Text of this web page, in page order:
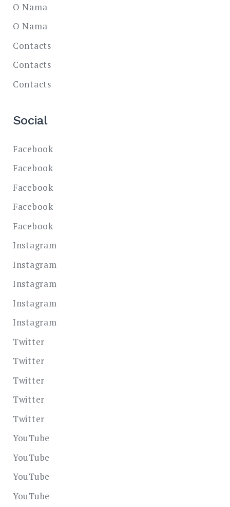
O Nama
O Nama
Contacts
Contacts
Contacts
Social
Facebook
Facebook
Facebook
Facebook
Facebook
Instagram
Instagram
Instagram
Instagram
Instagram
Twitter
Twitter
Twitter
Twitter
Twitter
YouTube
YouTube
YouTube
YouTube